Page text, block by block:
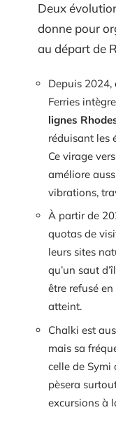
Deux
donne pour
au départ de
Depuis 2024,
Ferries
lignes
réduisant les
Ce virage
améliore
vibrations,
À partir de
quotas de
leurs sites
qu’un saut
être refusé
atteint.
Chalki est
mais sa
celle de Symi
pèsera
excursions à